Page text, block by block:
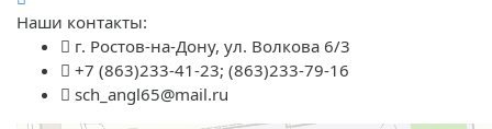
Наши контакты:
г. Ростов-на-Дону, ул. Волкова 6/3
+7 (863)233-41-23; (863)233-79-16
sch_angl65@mail.ru